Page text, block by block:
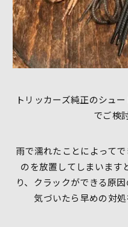
トリッカーズ純正のシュ
でご検
雨で濡れたことによって
のを放置してしまいます
り、クラックができる原
気づいたら早めの対処